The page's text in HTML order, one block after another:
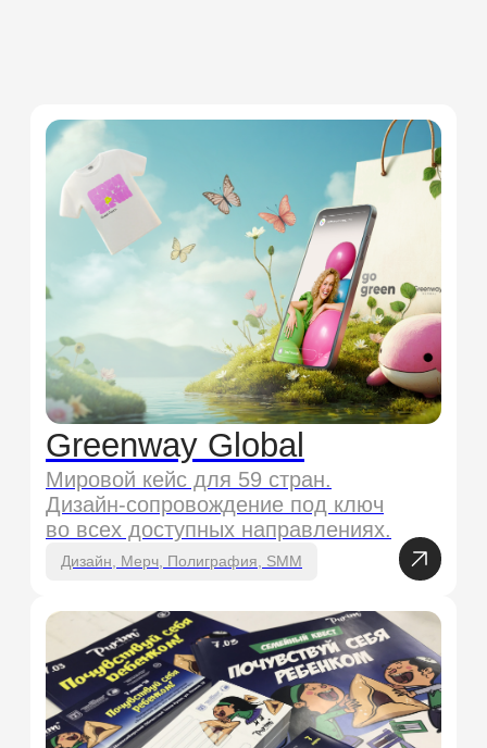
Отель MIROTEL 4*
Обеспечили all-inclusive
сопровождение визуальной части
отеля в большинстве
представленных категорий
оформления.
«Октябрьская»
Разработать запоминающиеся
визуальные образы, которые
лягут в основу имиджевых
мероприятий.
Графический дизайн